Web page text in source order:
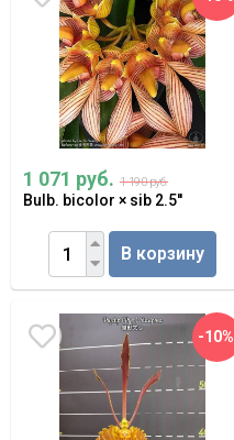
1 071 руб. 1 190 руб.
Bulb. bicolor × sib 2.5''
В корзину
-10%